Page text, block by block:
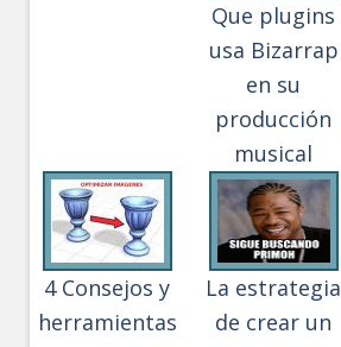
Que plugins
usa Bizarrap
en su
producción
musical
4 Consejos y
herramientas
La estrategia
de crear un